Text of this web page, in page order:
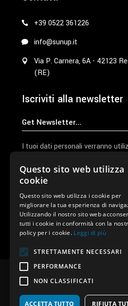
+39 0522 361226
info@sunup.it
Via P. Carnera, 6A - 42123
(RE)
Iscriviti alla newsletter
I tuoi dati personali verranno
l'elaborazione della richiesta e
nella nostraprivacy policy
Ho letto e accetto la privacy
Invia I Dati
SUNUP S.r.l. – P.Iva e
Privacy policy –Cookies
Questo sito web utilizza
cookie
Questo sito web utilizza i cookie per
migliorare la tua esperienza di
Utilizzando il nostro sito web
tutti i cookie in conformità con la
policy per i cookie. Leggi di più
STRETTAMENTE NECESSARI
PERFORMANCE
NON CLASSIFICATI
ACCETTA TUTTO RIFIUTA